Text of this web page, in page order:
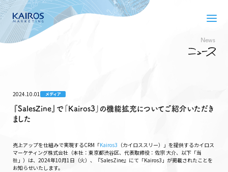
News
2024.10.01 メディア
『SalesZine』で「Kairos3」の機能拡充についてご紹介いただき
ました
売上アップを仕組みで実現するCRM「Kairos3 （カイロススリー）」を提供するカイロス
マーケティング株式会社（本社：東京都渋谷区、代表取締役：佐宗 大介、以下「当
社」）は、2024年10月1日（火）、『SalesZine』にて「Kairos3」が掲載されたことを
お知らせいたします。